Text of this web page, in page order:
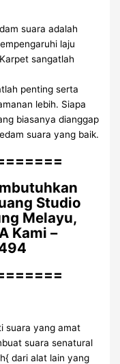
suara adalah
laju
sangatlah
penting serta
lebih. Siapa
biasanya dianggap
suara yang baik.
Studio
Melayu,
Kami –
suara yang amat
suara senatural
dari alat lain yang